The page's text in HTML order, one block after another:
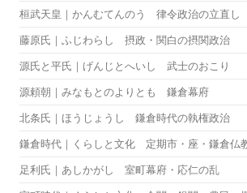
桓武天皇｜かんむてんのう 律令政治の立直し
藤原氏｜ふじわらし 摂政・関白の摂関政治
源氏と平氏｜げんじとへいし 武士のおこり
源頼朝｜みなもとのよりとも 鎌倉幕府
北条氏｜ほうじょうし 鎌倉時代の執権政治
鎌倉時代｜くらしと文化 定期市・座・鎌倉仏
足利氏｜あしかがし 室町幕府・応仁の乱